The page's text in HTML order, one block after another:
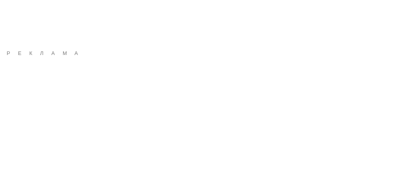
РЕКЛАМА